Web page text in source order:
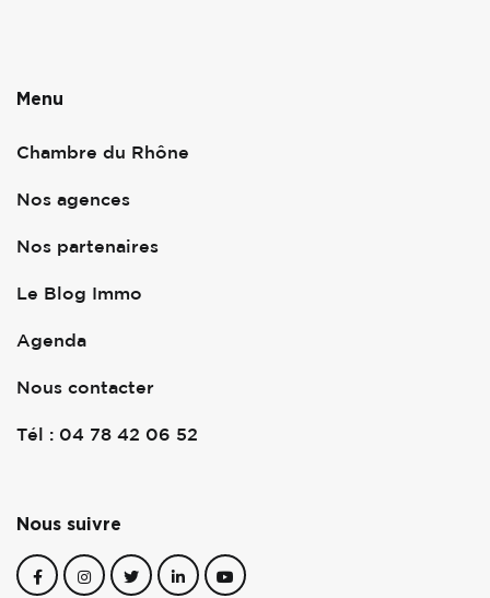
Menu
Chambre du Rhône
Nos agences
Nos partenaires
Le Blog Immo
Agenda
Nous contacter
Tél : 04 78 42 06 52
Nous suivre